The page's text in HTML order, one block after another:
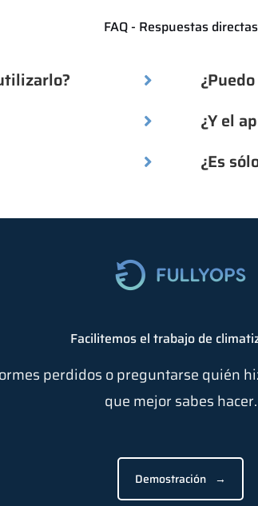
FAQ - Respuestas directas
¿Y el
¿Es
Facilitemos el trabajo de
perdidos o preguntarse quién
que mejor sabes hacer.
Demostración →